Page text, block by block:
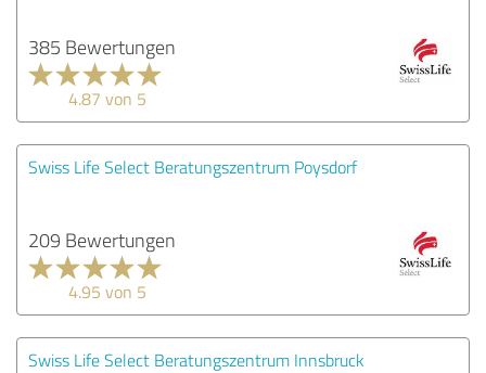
385 Bewertungen
4.87 von 5
Swiss Life Select Beratungszentrum Poysdorf
209 Bewertungen
4.95 von 5
Swiss Life Select Beratungszentrum Innsbruck